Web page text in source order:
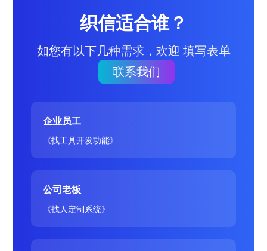
织信适合谁？
如您有以下几种需求，欢迎 填写表单
联系我们
企业员工
《找工具开发功能》
公司老板
《找人定制系统》